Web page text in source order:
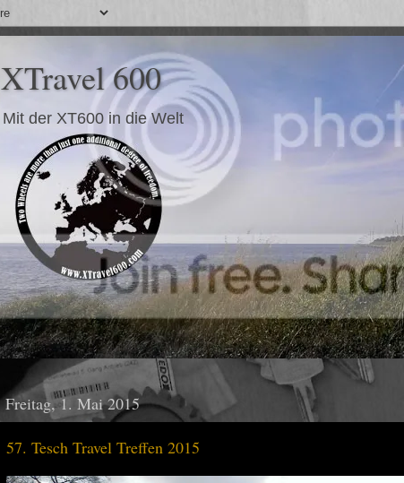
XTravel 600
Mit der XT600 in die Welt
Freitag, 1. Mai 2015
57. Tesch Travel Treffen 2015